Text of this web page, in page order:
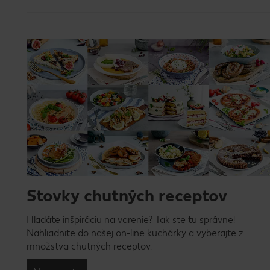
Stovky chutných receptov
Hľadáte inšpiráciu na varenie? Tak ste tu správne!
Nahliadnite do našej on-line kuchárky a vyberajte z
množstva chutných receptov.